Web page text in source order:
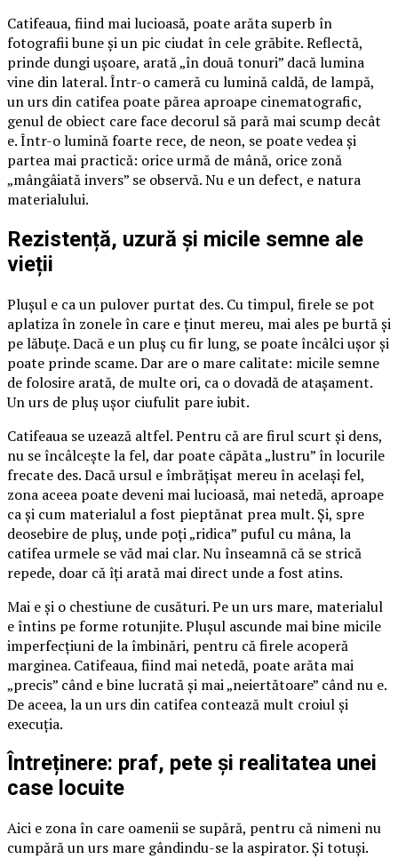
Catifeaua, fiind mai lucioasă, poate arăta superb în
fotografii bune și un pic ciudat în cele grăbite. Reflectă,
prinde dungi ușoare, arată „în două tonuri” dacă lumina
vine din lateral. Într-o cameră cu lumină caldă, de lampă,
un urs din catifea poate părea aproape cinematografic,
genul de obiect care face decorul să pară mai scump decât
e. Într-o lumină foarte rece, de neon, se poate vedea și
partea mai practică: orice urmă de mână, orice zonă
„mângâiată invers” se observă. Nu e un defect, e natura
materialului.
Rezistență, uzură și micile semne ale
vieții
Plușul e ca un pulover purtat des. Cu timpul, firele se pot
aplatiza în zonele în care e ținut mereu, mai ales pe burtă și
pe lăbuțe. Dacă e un pluș cu fir lung, se poate încâlci ușor și
poate prinde scame. Dar are o mare calitate: micile semne
de folosire arată, de multe ori, ca o dovadă de atașament.
Un urs de pluș ușor ciufulit pare iubit.
Catifeaua se uzează altfel. Pentru că are firul scurt și dens,
nu se încâlcește la fel, dar poate căpăta „lustru” în locurile
frecate des. Dacă ursul e îmbrățișat mereu în același fel,
zona aceea poate deveni mai lucioasă, mai netedă, aproape
ca și cum materialul a fost pieptănat prea mult. Și, spre
deosebire de pluș, unde poți „ridica” puful cu mâna, la
catifea urmele se văd mai clar. Nu înseamnă că se strică
repede, doar că îți arată mai direct unde a fost atins.
Mai e și o chestiune de cusături. Pe un urs mare, materialul
e întins pe forme rotunjite. Plușul ascunde mai bine micile
imperfecțiuni de la îmbinări, pentru că firele acoperă
marginea. Catifeaua, fiind mai netedă, poate arăta mai
„precis” când e bine lucrată și mai „neiertătoare” când nu e.
De aceea, la un urs din catifea contează mult croiul și
execuția.
Întreținere: praf, pete și realitatea unei
case locuite
Aici e zona în care oamenii se supără, pentru că nimeni nu
cumpără un urs mare gândindu-se la aspirator. Și totuși.